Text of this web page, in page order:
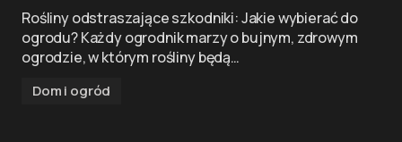
Rośliny odstraszające szkodniki: Jakie wybierać do
ogrodu? Każdy ogrodnik marzy o bujnym, zdrowym
ogrodzie, w którym rośliny będą…
Dom i ogród